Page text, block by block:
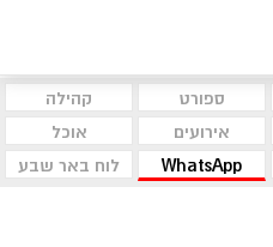
ספורט
קהילה
אירועים
אוכל
WhatsApp לוח באר שבע